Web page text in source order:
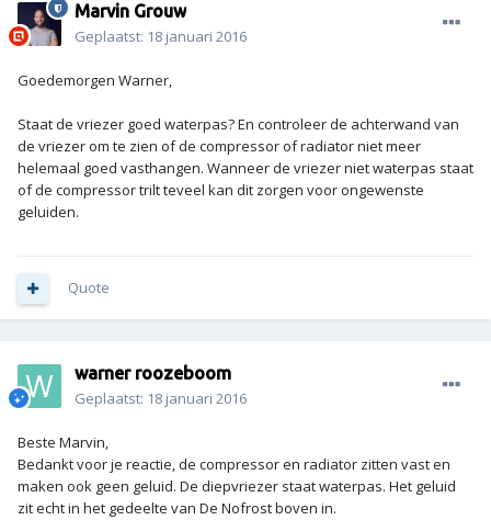
Marvin Grouw
Geplaatst: 18 januari 2016
Goedemorgen Warner,
Staat de vriezer goed waterpas? En controleer de achterwand van
de vriezer om te zien of de compressor of radiator niet meer
helemaal goed vasthangen. Wanneer de vriezer niet waterpas staat
of de compressor trilt teveel kan dit zorgen voor ongewenste
geluiden.
Quote
warner roozeboom
Geplaatst: 18 januari 2016
Beste Marvin,
Bedankt voor je reactie, de compressor en radiator zitten vast en
maken ook geen geluid. De diepvriezer staat waterpas. Het geluid
zit echt in het gedeelte van De Nofrost boven in.